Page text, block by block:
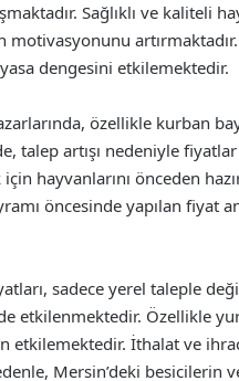
Sağlıklı ve kaliteli
motivasyonunu
dengesini etkilemektedir.
özellikle kurban
talep artışı nedeniyle
hayvanlarını önceden
öncesinde yapılan fiyat
sadece yerel taleple
etkilenmektedir. Özellikle
etkilemektedir. İthalat ve
Mersin’deki besicilerin